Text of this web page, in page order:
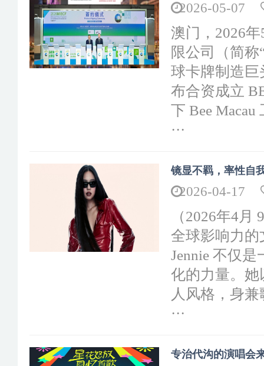
2026-05-07
澳门，2026
限公司（简
球卡牌制造
布合资成立
下 Bee
···
镜显不羁，率性自
2026-04-17
（2026年4
全球影响力的
Jennie 不仅
化的力量。
人风格，身
···
专治代沟的演唱会